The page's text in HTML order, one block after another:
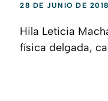
28 DE JUNIO DE 2018
Hila Leticia
física delgada,